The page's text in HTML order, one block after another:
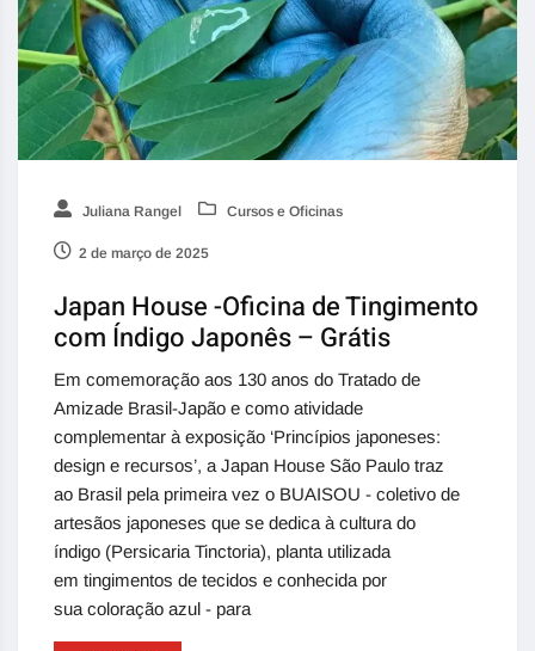
Juliana Rangel Cursos e Oficinas
2 de março de 2025
Japan House -Oficina de Tingimento
com Índigo Japonês – Grátis
Em comemoração aos 130 anos do Tratado de
Amizade Brasil-Japão e como atividade
complementar à exposição ‘Princípios japoneses:
design e recursos’, a Japan House São Paulo traz
ao Brasil pela primeira vez o BUAISOU - coletivo de
artesãos japoneses que se dedica à cultura do
índigo (Persicaria Tinctoria), planta utilizada
em tingimentos de tecidos e conhecida por
sua coloração azul - para